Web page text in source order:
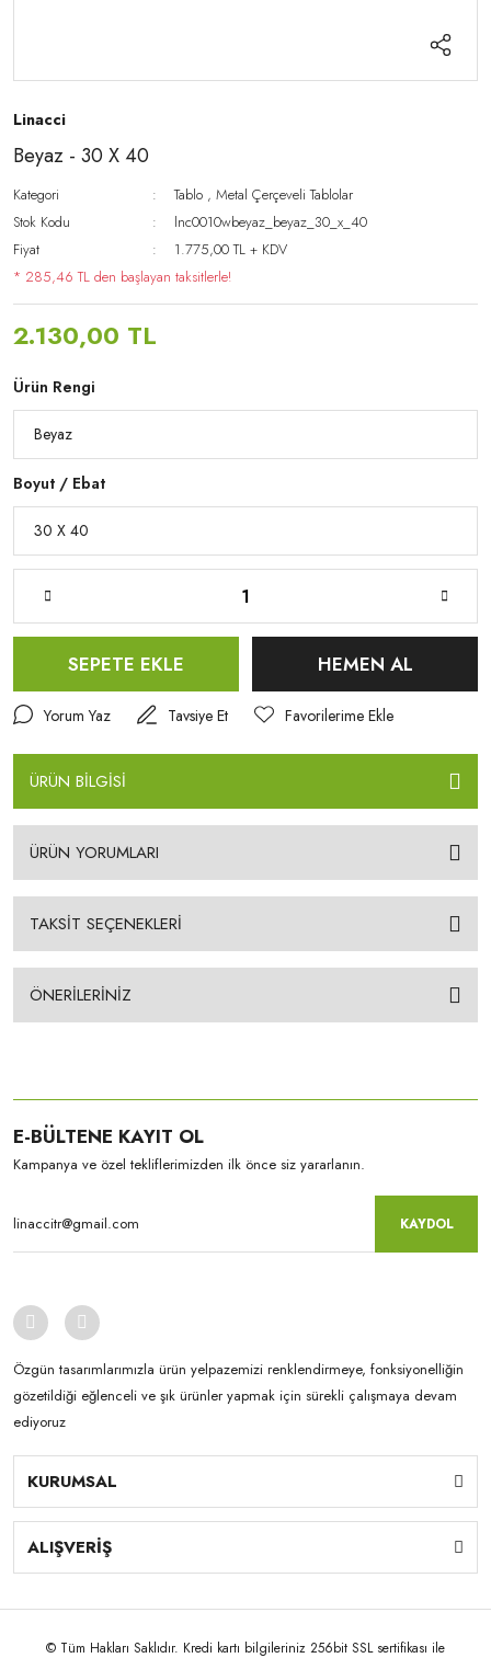
Linacci
Beyaz - 30 X 40
Kategori Tablo ,Metal Çerçeveli Tablolar
Stok Kodu
lnc0010wbeyaz_beyaz_30_x_40
Fiyat
1.775,00 TL + KDV
* 285,46 TL den başlayan taksitlerle!
2.130,00 TL
Ürün Rengi
Boyut / Ebat
SEPETE EKLE HEMEN AL
Yorum Yaz Tavsiye Et
ÜRÜN BİLGİSİ
ÜRÜN YORUMLARI
TAKSİT SEÇENEKLERİ
ÖNERİLERİNİZ
E-BÜLTENE KAYIT OL
Kampanya ve özel tekliflerimizden ilk önce siz yararlanın.
KAYDOL
Özgün tasarımlarımızla ürün yelpazemizi renklendirmeye, fonksiyonelliğin
gözetildiği eğlenceli ve şık ürünler yapmak için sürekli çalışmaya devam
ediyoruz
KURUMSAL
ALIŞVERİŞ
© Tüm Hakları Saklıdır. Kredi kartı bilgileriniz 256bit SSL sertifikası ile